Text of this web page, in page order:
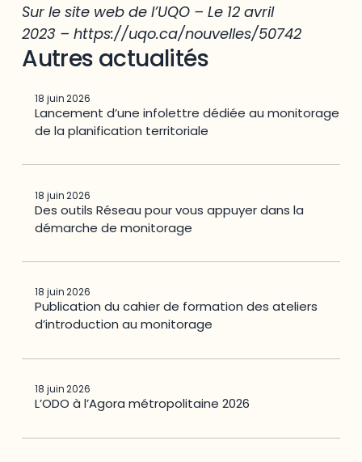
Sur le site web de l’UQO – Le 12 avril
2023 –https://uqo.ca/nouvelles/50742
Autres actualités
18 juin 2026
Lancement d’une infolettre dédiée au monitorage
de la planification territoriale
18 juin 2026
Des outils Réseau pour vous appuyer dans la
démarche de monitorage
18 juin 2026
Publication du cahier de formation des ateliers
d’introduction au monitorage
18 juin 2026
L’ODO à l’Agora métropolitaine 2026